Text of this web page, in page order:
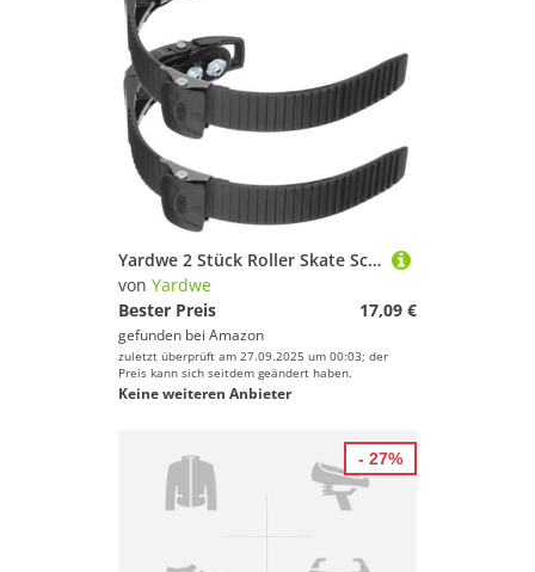
Yardwe 2 Stück Roller Skate Schnallenriemen Mit Schrauben Für Rollschuhe, Ersatz Schnallen Für Inline Skates Und Quad Rollschuhe, Verstellbare Energie Riemen Für Stabilen Halt
von Yardwe
Bester Preis
17,09 €
gefunden bei Amazon
zuletzt überprüft am 27.09.2025 um 00:03; der
Preis kann sich seitdem geändert haben.
Keine weiteren Anbieter
- 27%